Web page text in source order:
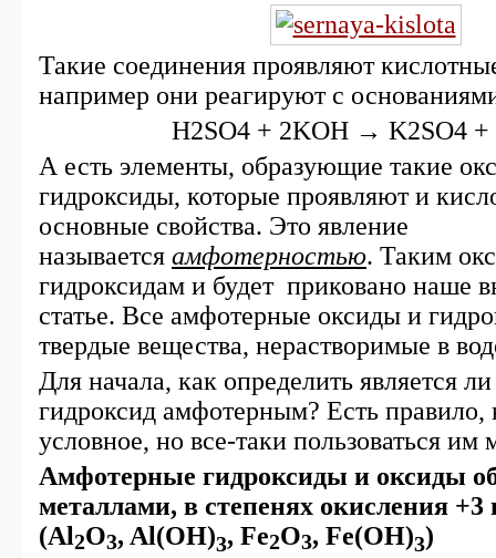
Такие соединения проявляют
например они реагируют с
H2SO4 + 2KOH → K2SO4 +
А есть элементы, образующие такие
гидроксиды, которые проявляют и
основные свойства. Это явление
называется амфотерностью. Таким
гидроксидам и будет приковано наше
статье. Все амфотерные оксиды и
твердые вещества, нерастворимые в
Для начала, как определить является
гидроксид амфотерным? Есть правило,
условное, но все-таки пользоваться им
Амфотерные гидроксиды и оксиды
металлами, в степенях окисления +3
(Al2O3, Al(OH)3, Fe2O3, Fe(OH)3)